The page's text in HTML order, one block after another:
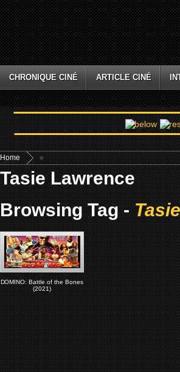
CHRONIQUE CINÉ ARTICLE CINÉ
Home »
Tasie Lawrence
Browsing Tag -
DOMINO: Battle of the Bones
(2021)